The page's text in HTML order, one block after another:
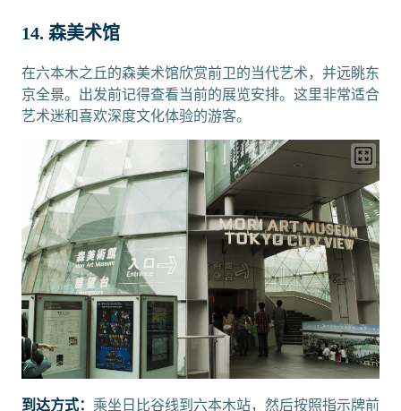
14. 森美术馆
在六本木之丘的森美术馆欣赏前卫的当代艺术，并远眺东
京全景。出发前记得查看当前的展览安排。这里非常适合
艺术迷和喜欢深度文化体验的游客。
到达方式： 乘坐日比谷线到六本木站，然后按照指示牌前